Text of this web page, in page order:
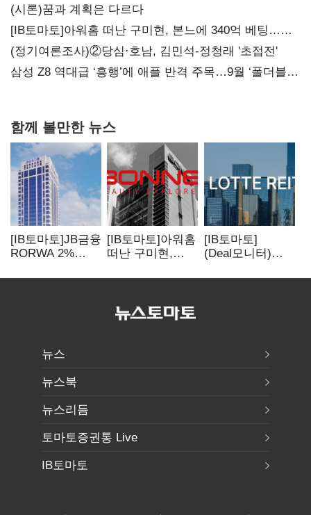
20년만에 '비상재정' 선언 승부수
(시론)꿈과 계획은 다르다
[IB토마토]아워홈 떠난 구미현, 본느에 340억 베팅…
가족 지배체제 구축
(정기여론조사)②당심·호남, 김민석-정청래 '초접전'
삼성 Z8 역대급 ‘흥행’에 애플 반격 주목…9월 ‘폴더블
함께 볼만한 뉴스
[IB토마토]JB금융
RORWA 2%
견인은 은행 아닌
[IB토마토]아워홈
떠난 구미현,
베팅…가족
[IB토마토]
(Deal모니터)
발행…빠듯한
뉴스
뉴스북
뉴스리듬
토마토증권통 Live
IB토마토